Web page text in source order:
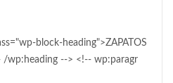
block-heading">ZAPATOS
/wp:heading --> <!-- wp:paragr